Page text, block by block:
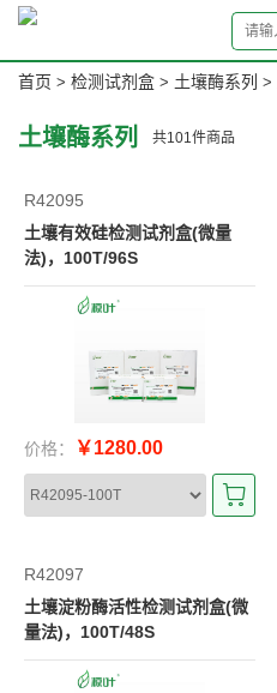
首页 > 检测试剂盒 > 土壤酶系列 >
土壤酶系列 共101 件商品
R42095
土壤有效硅检测试剂盒(微量
法)，100T/96S
价格： ￥1280.00
R42097
土壤淀粉酶活性检测试剂盒(微
量法)，100T/48S